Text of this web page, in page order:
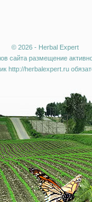
© 2026 - Herbal Expert
сайта размещение
http://herbalexpert.ru